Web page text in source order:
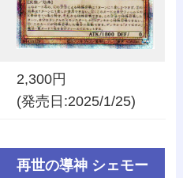
2,300円
(発売日:2025/1/25)
再世の導神 シェモー